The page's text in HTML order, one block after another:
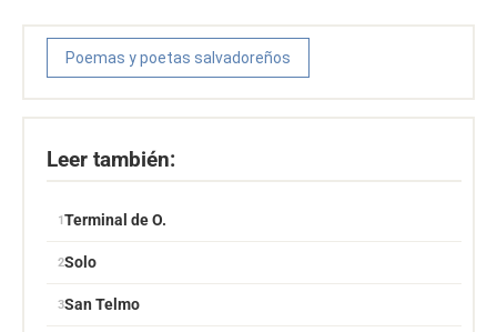
Poemas y poetas salvadoreños
Leer también:
Terminal de O.
Solo
San Telmo